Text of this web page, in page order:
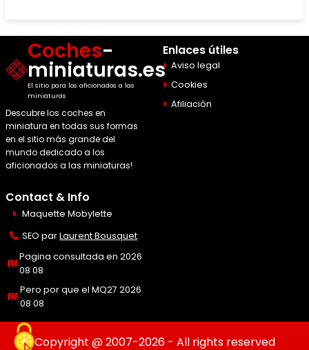
Coches-
miniaturas.es
El sitio para los aficionados a las
miniaturas
Descubre los coches en
miniatura en todas sus formas
en el sitio más grande del
mundo dedicado a los
aficionados a las miniaturas!
Enlaces útiles
Aviso legal
Cookies
Afiliación
Contact & Info
Maquette Mobylette
SEO parLaurent Bousquet
Pagina consultada en 2026
08 08
Pero por que el MQ27 2026
08 08
Copyright @ 2007-2026 - All rights reserved